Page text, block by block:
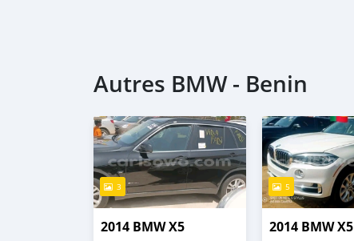
Autres BMW - Benin
3
2014 BMW X5
5
2014 BMW X5